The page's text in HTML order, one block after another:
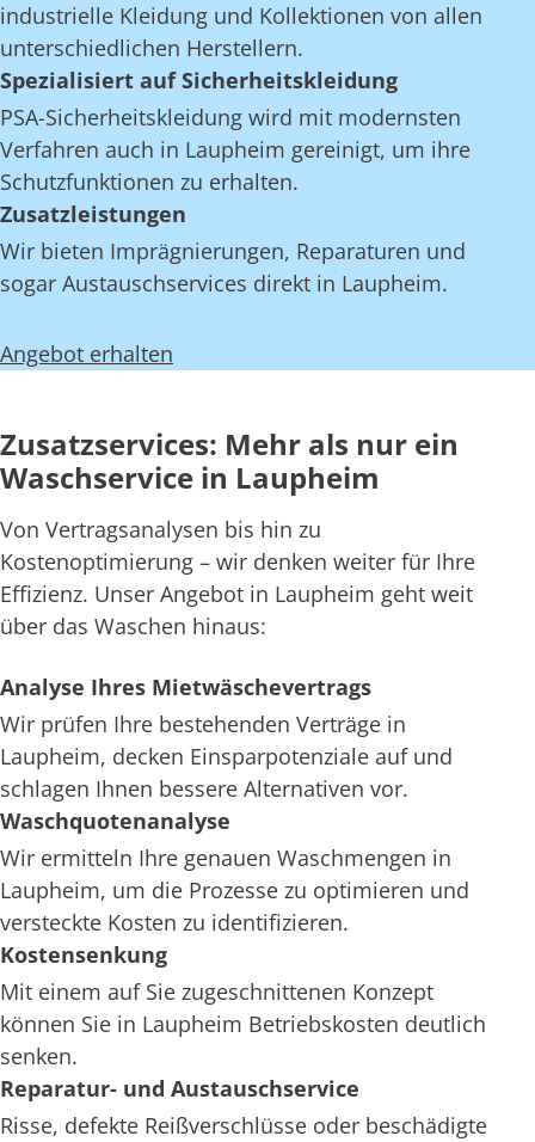
industrielle Kleidung und Kollektionen von allen
unterschiedlichen Herstellern.
Spezialisiert auf Sicherheitskleidung
PSA-Sicherheitskleidung wird mit modernsten
Verfahren auch in Laupheim gereinigt, um ihre
Schutzfunktionen zu erhalten.
Zusatzleistungen
Wir bieten Imprägnierungen, Reparaturen und
sogar Austauschservices direkt in Laupheim.
Angebot erhalten
Zusatzservices: Mehr als nur ein
Waschservice in Laupheim
Von Vertragsanalysen bis hin zu
Kostenoptimierung – wir denken weiter für Ihre
Effizienz. Unser Angebot in Laupheim geht weit
über das Waschen hinaus:
Analyse Ihres Mietwäschevertrags
Wir prüfen Ihre bestehenden Verträge in
Laupheim, decken Einsparpotenziale auf und
schlagen Ihnen bessere Alternativen vor.
Waschquotenanalyse
Wir ermitteln Ihre genauen Waschmengen in
Laupheim, um die Prozesse zu optimieren und
versteckte Kosten zu identifizieren.
Kostensenkung
Mit einem auf Sie zugeschnittenen Konzept
können Sie in Laupheim Betriebskosten deutlich
senken.
Reparatur- und Austauschservice
Risse, defekte Reißverschlüsse oder beschädigte